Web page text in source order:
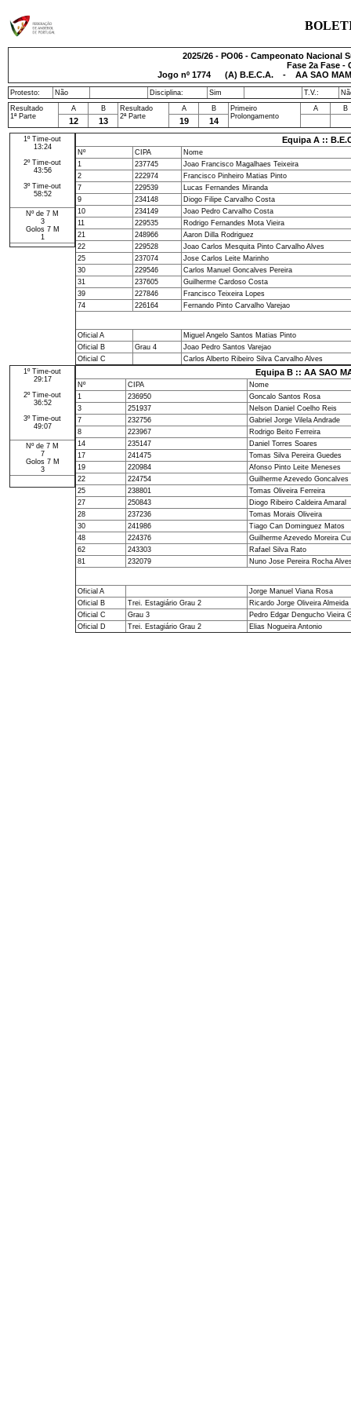
2025/26 - PO06 - Campeonato Nacional
Fase 2a Fase -
Jogo nº 1774 (A) B.E.C.A. - AA SAO
Protesto: Não Disciplina: Sim T.V.:
Resultado
1ª Parte
A B
Resultado
2ª Parte
A B
Primeiro
Prolongamento
A B
12 13 19 14
1º Time-out
13:24
2º Time-out
43:56
3º Time-out
58:52
Nº de 7 M
3
Golos 7 M
1
Equipa A ::
Nº CIPA
Nome
1
237745
Joao Francisco Magalhaes Teixeira
2
222974
Francisco Pinheiro Matias Pinto
7
229539
Lucas Fernandes Miranda
9
234148
Diogo Filipe Carvalho Costa
10
234149
Joao Pedro Carvalho Costa
11
229535
Rodrigo Fernandes Mota Vieira
21
248966
Aaron Dilla Rodriguez
22
229528
Joao Carlos Mesquita Pinto Carvalho Alves
25
237074
Jose Carlos Leite Marinho
30
229546
Carlos Manuel Goncalves Pereira
31
237605
Guilherme Cardoso Costa
39
227846
Francisco Teixeira Lopes
74
226164 Fernando Pinto Carvalho Varejao
Oficial A
Miguel Angelo Santos Matias Pinto
Oficial B
Grau 4
Joao Pedro Santos Varejao
Oficial C
Carlos Alberto Ribeiro Silva Carvalho Alves
1º Time-out
29:17
2º Time-out
36:52
3º Time-out
49:07
Nº de 7 M
7
Golos 7 M
3
Equipa B :: AA SAO
Nº CIPA
Nome
1
236950
Goncalo Santos Rosa
3
251937
Nelson Daniel Coelho Reis
7
232756
Gabriel Jorge Vilela Andrade
8
223967
Rodrigo Beito Ferreira
14
235147
Daniel Torres Soares
17
241475
Tomas Silva Pereira Guedes
19
220984
Afonso Pinto Leite Meneses
22
224754
Guilherme Azevedo Goncalves
25
238801
Tomas Oliveira Ferreira
27
250843
Diogo Ribeiro Caldeira Amaral
28
237236
Tomas Morais Oliveira
30
241986
Tiago Can Dominguez Matos
48
224376
Guilherme Azevedo Moreira
62
243303
Rafael Silva Rato
81
232079 Nuno Jose Pereira Rocha
Oficial A
Jorge Manuel Viana Rosa
Oficial B
Trei. Estagiário Grau 2
Ricardo Jorge Oliveira Almeida
Oficial C
Grau 3
Pedro Edgar Dengucho Vieira
Oficial D
Trei. Estagiário Grau 2 Elias Nogueira Antonio